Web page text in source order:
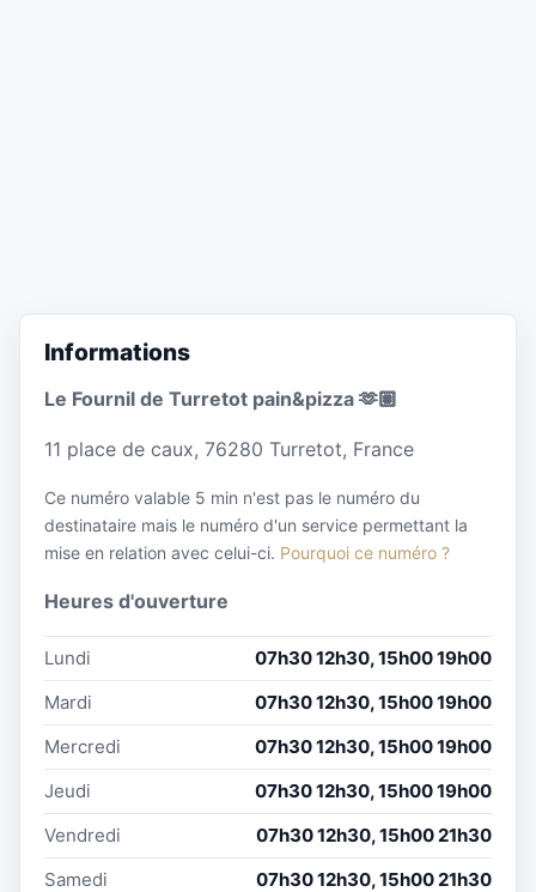
Informations
Le Fournil de Turretot pain&pizza 🫶🏽
11 place de caux, 76280 Turretot, France
Ce numéro valable 5 min n'est pas le numéro du
destinataire mais le numéro d'un service permettant la
mise en relation avec celui-ci. Pourquoi ce numéro ?
Heures d'ouverture
Lundi
07h30 12h30, 15h00 19h00
Mardi
07h30 12h30, 15h00 19h00
Mercredi
07h30 12h30, 15h00 19h00
Jeudi
07h30 12h30, 15h00 19h00
Vendredi
07h30 12h30, 15h00 21h30
Samedi
07h30 12h30, 15h00 21h30